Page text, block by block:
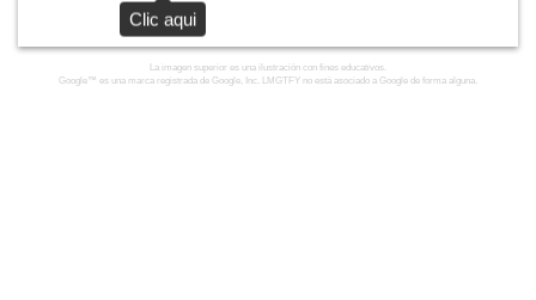
La imagen superior es una ilustración con fines educativos.
Google™ es una marca registrada de Google, Inc. LMGTFY no está asociado a Google de forma alguna.
Clic aqui